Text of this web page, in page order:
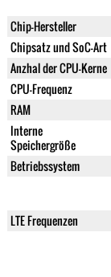
Chip-Hersteller
Chipsatz und SoC-Art
Anzhal der CPU-Kerne
CPU-Frequenz
RAM
Interne
Speichergröße
Betriebssystem
LTE Frequenzen